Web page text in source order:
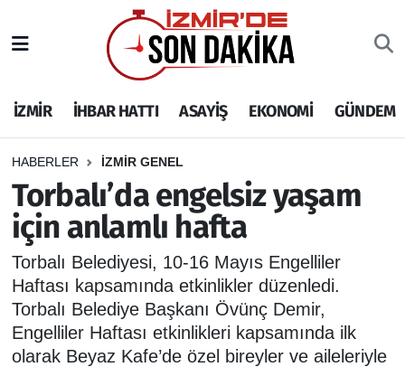
İZMİR İHBAR HATTI ASAYİŞ EKONOMİ GÜNDEM
HABERLER İZMİR GENEL
Torbalı’da engelsiz yaşam
için anlamlı hafta
Torbalı Belediyesi, 10-16 Mayıs Engelliler
Haftası kapsamında etkinlikler düzenledi.
Torbalı Belediye Başkanı Övünç Demir,
Engelliler Haftası etkinlikleri kapsamında ilk
olarak Beyaz Kafe’de özel bireyler ve aileleriyle
İHBAR HATTI
DEPREM
GENEL
EKONOMİ
SİYASET
SPOR
İzmir Nöbetçi Eczaneler
İzmir Hava Durumu
İzmir Namaz Vakitleri
İzmir Trafik Yoğunluk Haritası
Puan Durumu ve Fikstür
Tüm Manşetler
Son Dakika Haberleri